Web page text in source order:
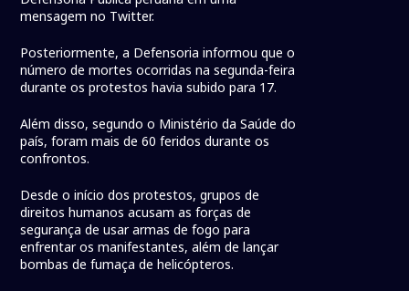
mensagem no Twitter.
Posteriormente, a Defensoria informou que o
número de mortes ocorridas na segunda-feira
durante os protestos havia subido para 17.
Além disso, segundo o Ministério da Saúde do
país, foram mais de 60 feridos durante os
confrontos.
Desde o início dos protestos, grupos de
direitos humanos acusam as forças de
segurança de usar armas de fogo para
enfrentar os manifestantes, além de lançar
bombas de fumaça de helicópteros.